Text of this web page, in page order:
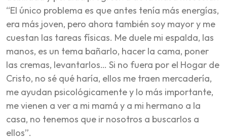
“El único problema es que antes tenía más energías,
era más joven, pero ahora también soy mayor y me
cuestan las tareas físicas. Me duele mi espalda, las
manos, es un tema bañarlo, hacer la cama, poner
las cremas, levantarlos… Si no fuera por el Hogar de
Cristo, no sé qué haría, ellos me traen mercadería,
me ayudan psicológicamente y lo más importante,
me vienen a ver a mi mamá y a mi hermano a la
casa, no tenemos que ir nosotros a buscarlos a
ellos”.